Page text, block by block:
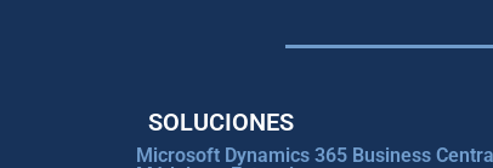
SOLUCIONES
Microsoft Dynamics 365 Business